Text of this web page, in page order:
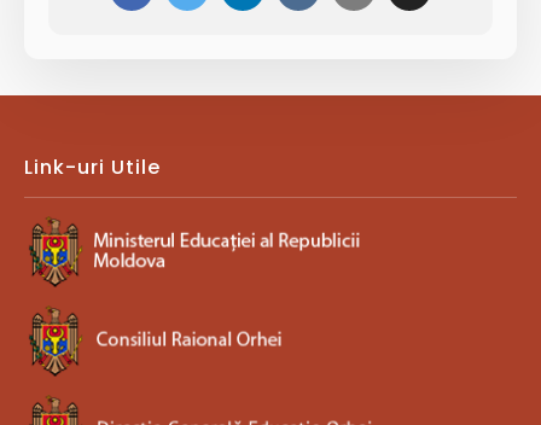
Link-uri Utile